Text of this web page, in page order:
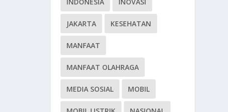
JAKARTA KESEHATAN
MANFAAT
MANFAAT OLAHRAGA
MEDIA SOSIAL MOBIL